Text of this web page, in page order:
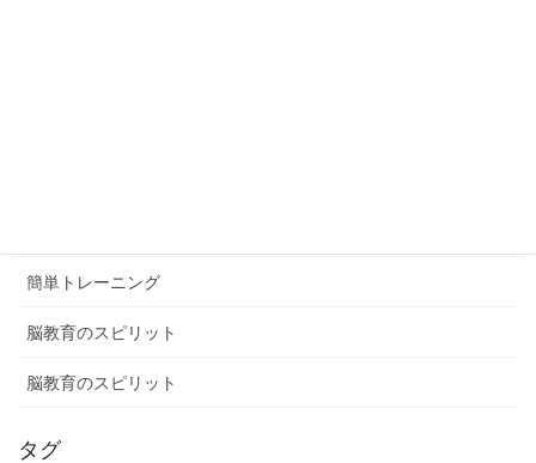
簡単トレーニング
脳教育のスピリット
脳教育のスピリット
タグ